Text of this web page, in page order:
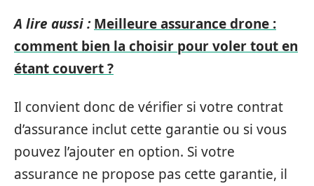
A lire aussi : Meilleure assurance drone :
comment bien la choisir pour voler tout en
étant couvert ?
Il convient donc de vérifier si votre contrat
d’assurance inclut cette garantie ou si vous
pouvez l’ajouter en option. Si votre
assurance ne propose pas cette garantie, il